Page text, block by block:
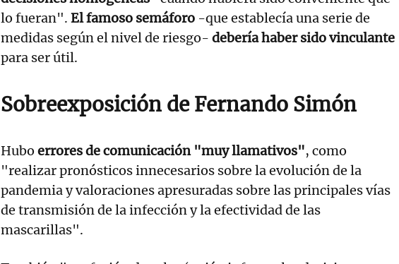
lo fueran". El famoso semáforo -que establecía una serie de
medidas según el nivel de riesgo- debería haber sido vinculante
para ser útil.
Sobreexposición de Fernando Simón
Hubo errores de comunicación "muy llamativos", como
"realizar pronósticos innecesarios sobre la evolución de la
pandemia y valoraciones apresuradas sobre las principales vías
de transmisión de la infección y la efectividad de las
mascarillas".